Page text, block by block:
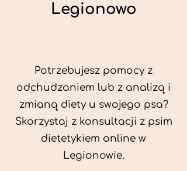
Legionowo
Potrzebujesz pomocy z
odchudzaniem lub z analizą i
zmianą diety u swojego psa?
Skorzystaj z konsultacji z psim
dietetykiem online w
Legionowie.